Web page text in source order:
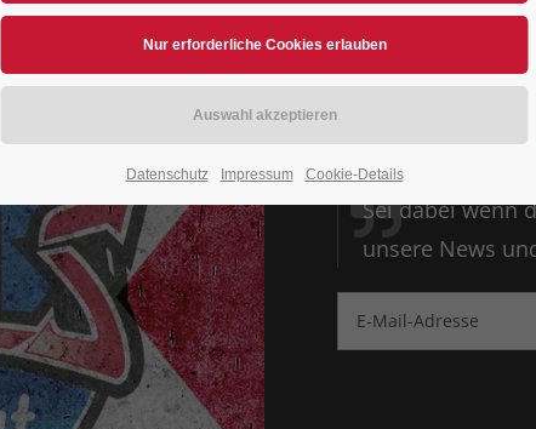
ALLE
Sei dabei wenn
unsere News
Datenschutz Impressum Cookie-Details